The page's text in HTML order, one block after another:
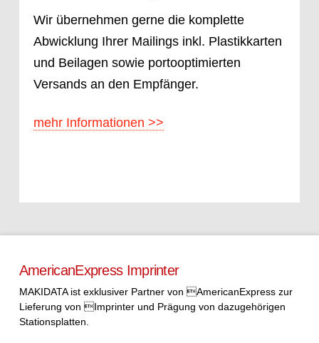
Wir übernehmen gerne die komplette
Abwicklung Ihrer Mailings inkl. Plastikkarten
und Beilagen sowie portooptimierten
Versands an den Empfänger.
mehr Informationen >>
AmericanExpress Imprinter
MAKIDATA ist exklusiver Partner von AmericanExpress zur
Lieferung von Imprinter und Prägung von dazugehörigen
Stationsplatten.